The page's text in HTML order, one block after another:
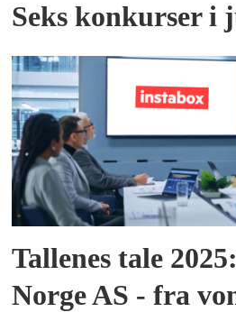
Seks konkurser i
Tallenes tale
Norge AS - fra